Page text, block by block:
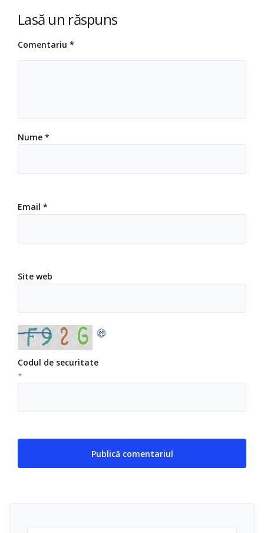
Lasă un răspuns
Comentariu *
Nume *
Email *
Site web
Codul de securitate
*